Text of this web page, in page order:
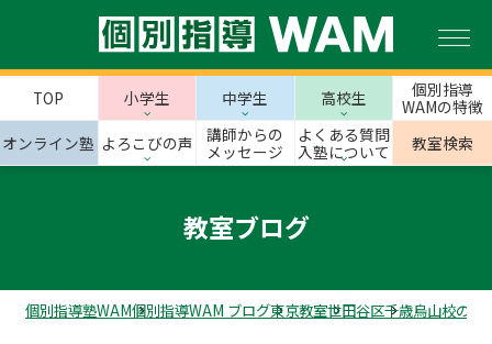
TOP 小学生 中学生 高校生
個別指導
WAMの特徴
オンライン塾 よろこびの声
講師からの
メッセージ
よくある質問
入塾について
教室検索
教室ブログ
個別指導塾WAM個別指導WAM ブログ東京教室世田谷区千歳烏山校のス